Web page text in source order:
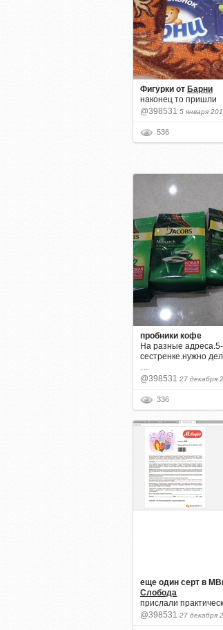
Фигурки от Барни
наконец то пришли
@398531 5 января
536
пробники кофе
На разные
сестренке.нужно
…
@398531 27 декабря
336
еще один серт в
Слобода
прислали
@398531 27 декабря